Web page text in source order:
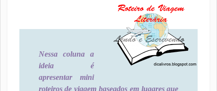
Nessa coluna a
ideia é
apresentar mini
roteiros de viagem baseados em lugares que